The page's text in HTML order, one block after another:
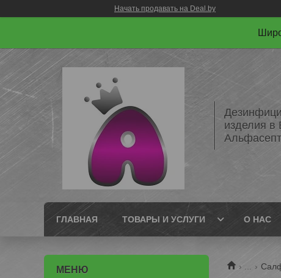
Начать продавать на Deal.by
изделия в
ГЛАВНАЯ ТОВАРЫ И УСЛУГИ О НАС